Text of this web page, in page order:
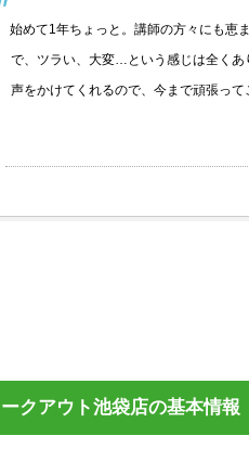
めて1年ちょっと。講師の方々にも恵ま
、ツラい、大変…という感じは全くあり
をかけてくれるので、今まで頑張ってこ
クアウト池袋店の基本情報